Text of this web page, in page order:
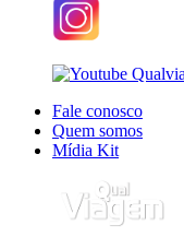
Fale conosco
Quem somos
Mídia Kit